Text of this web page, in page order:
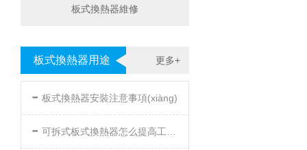
板式換熱器維修
更多+
板式換熱器用途
- 板式換熱器安裝注意事項(xiàng)
- 可拆式板式換熱器怎么提高工作效率